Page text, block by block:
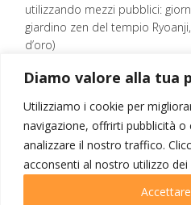
Diamo valore alla tua
Utilizziamo i cookie per
navigazione, offrirti pubblicità
analizzare il nostro traffico.
acconsenti al nostro utilizzo dei
utilizzando mezzi pubblici:
giardino zen del tempio
d’oro)
mistica e irreale. Una
Infine, visita del Nijo Castle.
castello e visiterete i giardini
In pieno contrasto potrete poi
coinvolgente della città,
grande mercato i cui banchi